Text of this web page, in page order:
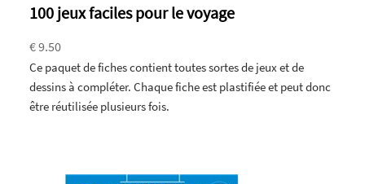
100 jeux faciles pour le voyage
€ 9.50
Ce paquet de fiches contient toutes sortes de jeux et de
dessins à compléter. Chaque fiche est plastifiée et peut donc
être réutilisée plusieurs fois.